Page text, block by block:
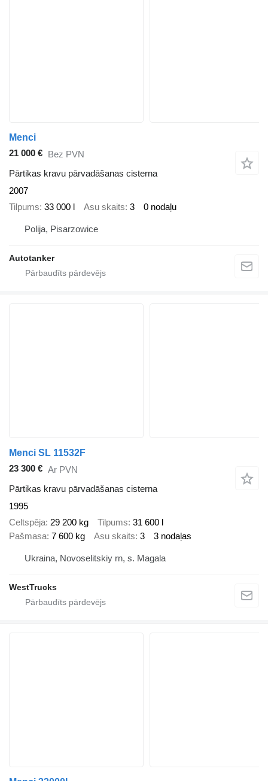
Menci
21 000 € Bez PVN
Pārtikas kravu pārvadāšanas cisterna
2007
Tilpums 33 000 l Asu skaits 3 0 nodaļu
Polija, Pisarzowice
Autotanker
Menci SL 11532F
23 300 € Ar PVN
Pārtikas kravu pārvadāšanas cisterna
1995
Celtspēja 29 200 kg Tilpums 31 600 l
Pašmasa 7 600 kg Asu skaits 3 3 nodaļas
Ukraina, Novoselitskiy rn, s. Magala
WestTrucks